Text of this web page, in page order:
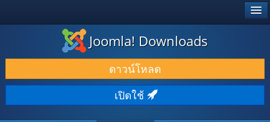
ดาวน์โหลด & ส่วนเสริม
ค้นคว้า & เรียนรู้
ชุมชน & สนับสนุน
Joomla! Downloads
ดาวน์โหลด
เปิดใช้